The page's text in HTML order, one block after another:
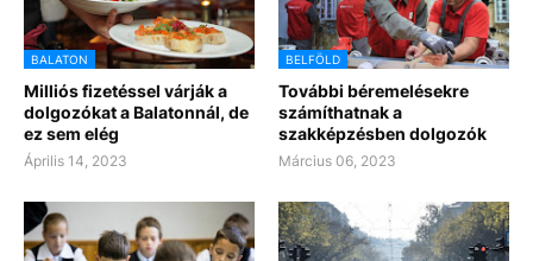
BALATON
Milliós fizetéssel várják a
dolgozókat a Balatonnál, de
ez sem elég
Április 14, 2023
BELFÖLD
További béremelésekre
számíthatnak a
szakképzésben dolgozók
Március 06, 2023